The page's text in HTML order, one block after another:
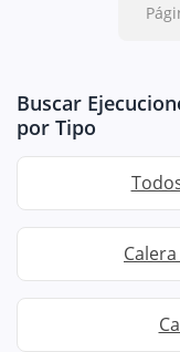
Buscar
por Tipo